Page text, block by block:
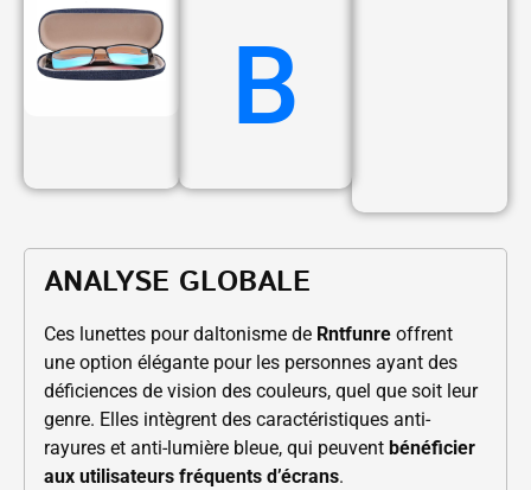
B
ANALYSE GLOBALE
Ces lunettes pour daltonisme de Rntfunre offrent
une option élégante pour les personnes ayant des
déficiences de vision des couleurs, quel que soit leur
genre. Elles intègrent des caractéristiques anti-
rayures et anti-lumière bleue, qui peuvent bénéficier
aux utilisateurs fréquents d’écrans.